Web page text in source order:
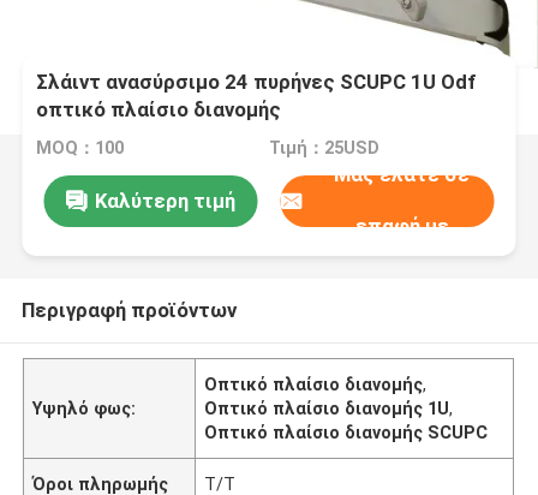
Σλάιντ ανασύρσιμο 24 πυρήνες SCUPC 1U Odf
οπτικό πλαίσιο διανομής
MOQ：100 Τιμή：25USD
Καλύτερη τιμή
Μας ελάτε σε
επαφή με
Περιγραφή προϊόντων
Υψηλό φως:
Οπτικό πλαίσιο διανομής,
Οπτικό πλαίσιο διανομής 1U,
Οπτικό πλαίσιο διανομής SCUPC
Όροι πληρωμής Τ/Τ